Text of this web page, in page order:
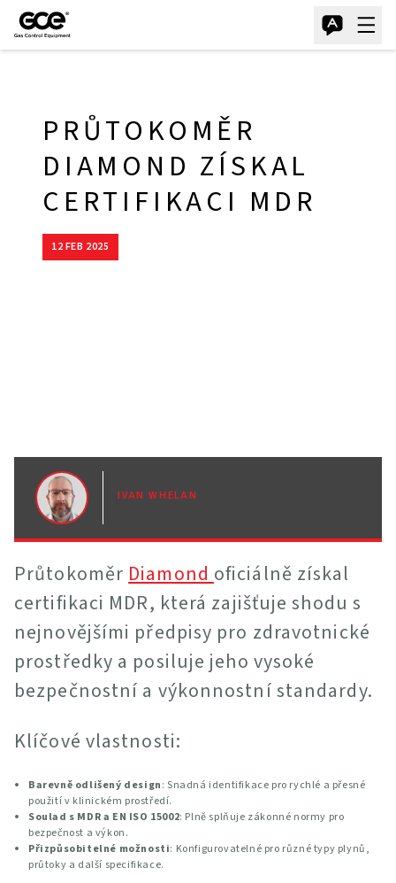
PRŮTOKOMĚR
DIAMOND ZÍSKAL
CERTIFIKACI MDR
12 FEB 2025
IVAN WHELAN
Průtokoměr Diamond oficiálně získal
certifikaci MDR, která zajišťuje shodu s
nejnovějšími předpisy pro zdravotnické
prostředky a posiluje jeho vysoké
bezpečnostní a výkonnostní standardy.
Klíčové vlastnosti:
Barevně odlišený design: Snadná identifikace pro rychlé a přesné
použití v klinickém prostředí.
Soulad s MDR a EN ISO 15002: Plně splňuje zákonné normy pro
bezpečnost a výkon.
Přizpůsobitelné možnosti: Konfigurovatelné pro různé typy plynů,
průtoky a další specifikace.